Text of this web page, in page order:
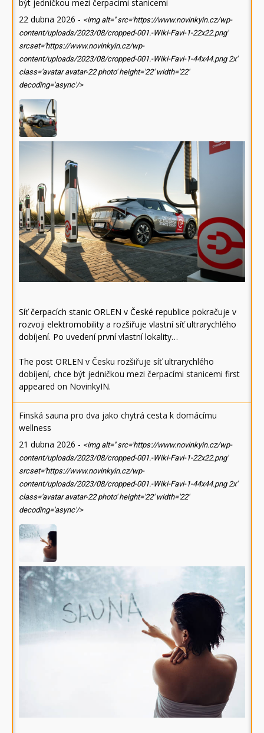
být jedničkou mezi čerpacími stanicemi
22 dubna 2026 - <img alt='' src='https://www.novinkyin.cz/wp-
content/uploads/2023/08/cropped-001.-Wiki-Favi-1-22x22.png'
srcset='https://www.novinkyin.cz/wp-
content/uploads/2023/08/cropped-001.-Wiki-Favi-1-44x44.png 2x'
class='avatar avatar-22 photo' height='22' width='22'
decoding='async'/>
Síť čerpacích stanic ORLEN v České republice pokračuje v
rozvoji elektromobility a rozšiřuje vlastní síť ultrarychlého
dobíjení. Po uvedení první vlastní lokality…
The post ORLEN v Česku rozšiřuje síť ultrarychlého
dobíjení, chce být jedničkou mezi čerpacími stanicemi first
appeared on NovinkyIN.
Finská sauna pro dva jako chytrá cesta k domácímu
wellness
21 dubna 2026 - <img alt='' src='https://www.novinkyin.cz/wp-
content/uploads/2023/08/cropped-001.-Wiki-Favi-1-22x22.png'
srcset='https://www.novinkyin.cz/wp-
content/uploads/2023/08/cropped-001.-Wiki-Favi-1-44x44.png 2x'
class='avatar avatar-22 photo' height='22' width='22'
decoding='async'/>